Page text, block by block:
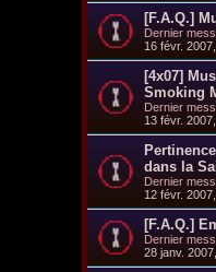
[F.A.Q.]
Dernier
16 févr.
[4x07]
Smoking
Dernier
13 févr.
dans la
Dernier
12 févr.
[F.A.Q.]
Dernier
28 janv.